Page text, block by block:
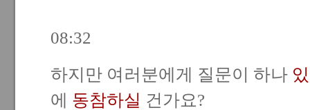
08:32
하지만 여러분에게 질문이 하나
에 동참하실 건가요?